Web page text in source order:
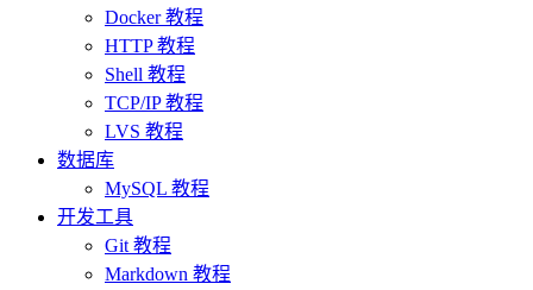
Docker 教程
HTTP 教程
Shell 教程
TCP/IP 教程
LVS 教程
数据库
MySQL 教程
开发工具
Git 教程
Markdown 教程